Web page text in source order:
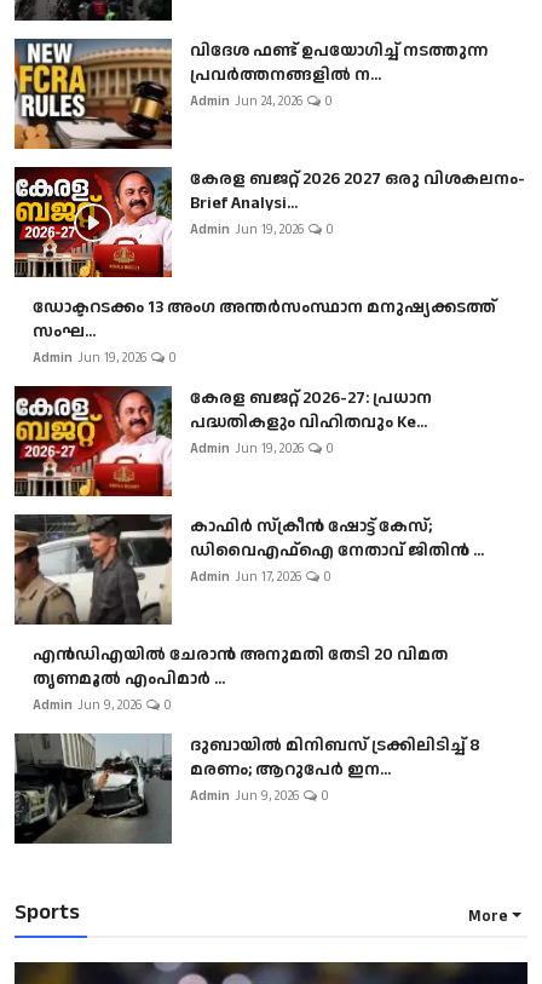
വിദേശ ഫണ്ട് ഉപയോഗിച്ച് നടത്തുന്ന
പ്രവർത്തനങ്ങളിൽ ന...
Admin Jun 24, 2026 0
കേരള ബജറ്റ് 2026 2027 ഒരു വിശകലനം-
Brief Analysi...
Admin Jun 19, 2026 0
ഡോക്ടറടക്കം 13 അംഗ അന്തർസംസ്ഥാന മനുഷ്യക്കടത്ത്
സംഘ...
Admin Jun 19, 2026 0
കേരള ബജറ്റ് 2026-27: പ്രധാന
പദ്ധതികളും വിഹിതവും Ke...
Admin Jun 19, 2026 0
കാഫിർ സ്‌ക്രീൻ ഷോട്ട് കേസ്;
ഡിവൈഎഫ്ഐ നേതാവ് ജിതിൻ ...
Admin Jun 17, 2026 0
എൻഡിഎയിൽ ചേരാൻ അനുമതി തേടി 20 വിമത
തൃണമൂൽ എംപിമാർ ...
Admin Jun 9, 2026 0
ദുബായിൽ മിനിബസ്​ ട്രക്കിലിടിച്ച് 8
മരണം; ആറുപേർ ഇന...
Admin Jun 9, 2026 0
Sports More